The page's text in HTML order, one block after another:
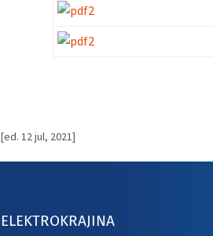
[ed. 12 jul, 2021]
ELEKTROKRAJINA